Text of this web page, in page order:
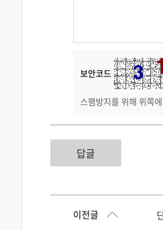
보안코드
스팸방지를 위해 위쪽
답글
이전글